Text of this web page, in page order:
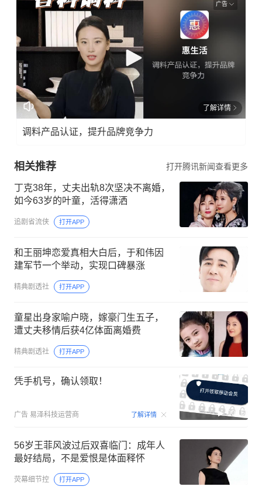
广告
了解详情
调料产品认证，提升品牌竞争力
相关推荐 打开腾讯新闻查看更多
丁克38年，丈夫出轨8次坚决不离婚，
如今63岁的叶童，活得潇洒
追剧省流侠 打开APP
和王丽坤恋爱真相大白后，于和伟因
建军节一个举动，实现口碑暴涨
精典剧透社 打开APP
童星出身家喻户晓，嫁豪门生五子，
遭丈夫移情后获4亿体面离婚费
精典剧透社 打开APP
凭手机号，确认领取！
广告 易泽科技运营商 了解详情 00:15
56岁王菲风波过后双喜临门：成年人
最好结局，不是爱恨是体面释怀
荧幕细节控 打开APP